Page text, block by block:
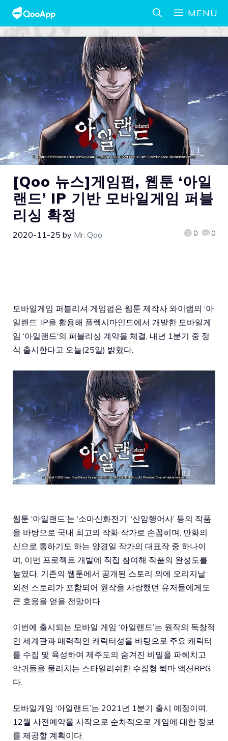
MENU
[Qoo 뉴스]게임펍, 웹툰 ‘아일
랜드’ IP 기반 모바일게임 퍼블
리싱 확정
2020-11-25 by Mr. Qoo 0 0
모바일게임 퍼블리셔 게임펍은 웹툰 제작사 와이랩의 ‘아
일랜드’ IP을 활용해 플렉시마인드에서 개발한 모바일게
임 ‘아일랜드‘의 퍼블리싱 계약을 체결, 내년 1분기 중 정
식 출시한다고 오늘(25일) 밝혔다.
웹툰 ‘아일랜드’는 ‘소마신화전기’ ‘신암행어사’ 등의 작품
을 바탕으로 국내 최고의 작화 작가로 손꼽히며, 만화의
신으로 통하기도 하는 양경일 작가의 대표작 중 하나이
며, 이번 프로젝트 개발에 직접 참여해 작품의 완성도를
높였다. 기존의 웹툰에서 공개된 스토리 외에 오리지날
외전 스토리가 포함되어 원작을 사랑했던 유저들에게도
큰 호응을 얻을 전망이다
이번에 출시되는 모바일 게임 ‘아일랜드’는 원작의 독창적
인 세계관과 매력적인 캐릭터성을 바탕으로 주요 캐릭터
를 수집 및 육성하여 제주도의 숨겨진 비밀을 파헤치고
악귀들을 물리치는 스타일리쉬한 수집형 퇴마 액션RPG
다.
모바일게임 ‘아일랜드’는 2021년 1분기 출시 예정이며,
12월 사전예약을 시작으로 순차적으로 게임에 대한 정보
를 제공할 계획이다.